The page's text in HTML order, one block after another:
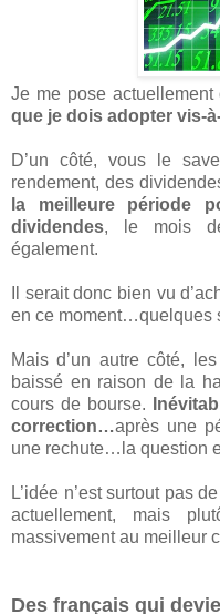
Je me pose
que je dois adopter vis-
D’un côté, vous le
rendement, des
la meilleure période
dividendes, le mois
également.
Il serait donc bien vu
en ce moment…quelques
Mais d’un autre côté,
baissé en raison de la
cours de bourse.
correction…après une
une rechute…la question
L’idée n’est surtout pas
actuellement, mais
massivement au meilleur
Des français qui